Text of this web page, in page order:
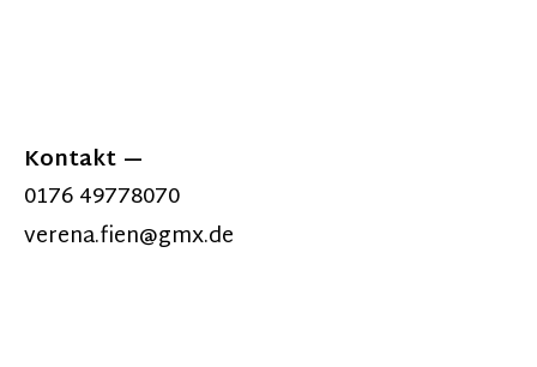
Kontakt
0176 49778070
verena.fien@gmx.de